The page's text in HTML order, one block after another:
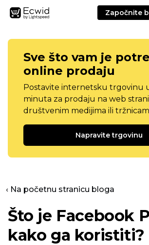
Započnite
Sve što vam je
online prodaju
Postavite internetsku trgovinu
minuta za prodaju na web
društvenim medijima ili
Napravite trgovinu
‹ Na početnu stranicu bloga
Što je Facebook
kako ga koristiti?